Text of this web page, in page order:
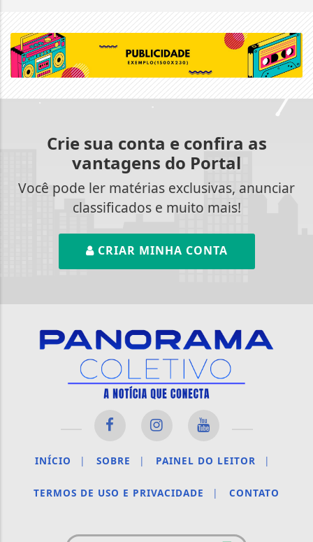
Crie sua conta e confira as
vantagens do Portal
Você pode ler matérias exclusivas, anunciar
classificados e muito mais!
CRIAR MINHA CONTA
INÍCIO | SOBRE | PAINEL DO LEITOR |
TERMOS DE USO E PRIVACIDADE | CONTATO